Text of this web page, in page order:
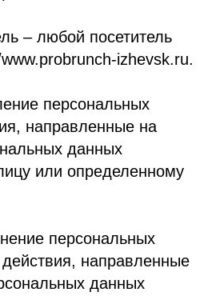
– любой посетитель
izhevsk.ru.
персональных
направленные на
данных
или определенному
персональных
направленные
данных